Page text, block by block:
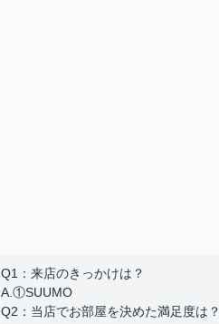
Q1：来店のきっかけは？
A.①SUUMO
Q2：当店でお部屋を決めた満足度は？